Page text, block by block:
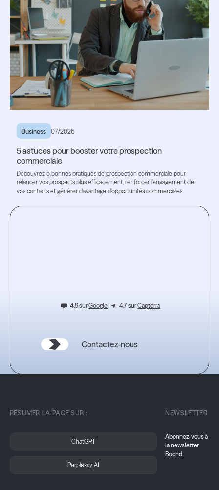
Business 07/2026
5 astuces pour booster votre prospection
commerciale
Découvrez 5 bonnes pratiques de prospection commerciale pour
relancer vos prospects plus efficacement, renforcer l'engagement de
vos contacts et générer davantage d'opportunités commerciales.
4,9 surGoogle 4,7 surCapterra
Contactez-nous
RÉSUMER LA PAGE SUR :
ChatGPT
Perplexity AI
NEWSLETTER
Abonnez-vous à
la newsletter
Boond